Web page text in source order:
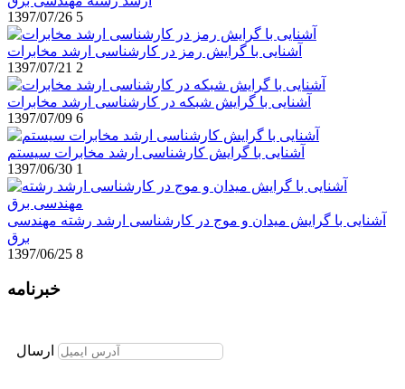
1397/07/26 5
آشنایی با گرایش رمز در کارشناسی ارشد مخابرات
1397/07/21 2
آشنایی با گرایش شبکه در کارشناسی ارشد مخابرات
1397/07/09 6
آشنایی با گرایش کارشناسی ارشد مخابرات سیستم
1397/06/30 1
آشنایی با گرایش میدان و موج در کارشناسی ارشد رشته مهندسی
برق
1397/06/25 8
خبرنامه
ارسال